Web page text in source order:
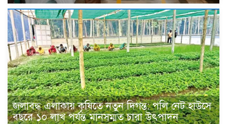
জলাবদ্ধ এলাকায় কৃষিতে নতুন দিগন্ত: পলি নেট হাউসে
বছরে ১০ লাখ পর্যন্ত মানসম্মত চারা উৎপাদন